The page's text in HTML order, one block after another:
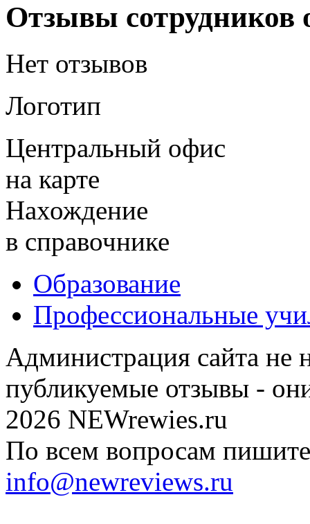
Отзывы сотрудников
Нет отзывов
Логотип
Центральный офис
на карте
Нахождение
в справочнике
Образование
Профессиональные
Администрация сайта не
публикуемые отзывы -
2026 NEWrewies.ru
По всем вопросам
info@newreviews.ru